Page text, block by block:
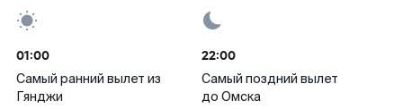
01:00
Самый ранний вылет из
Гянджи
22:00
Самый поздний вылет
до Омска